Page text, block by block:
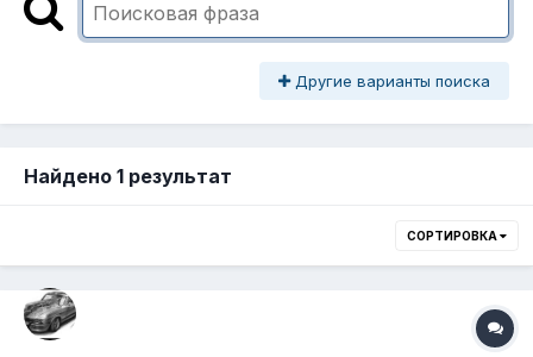
Другие варианты поиска
Найдено 1 результат
СОРТИРОВКА